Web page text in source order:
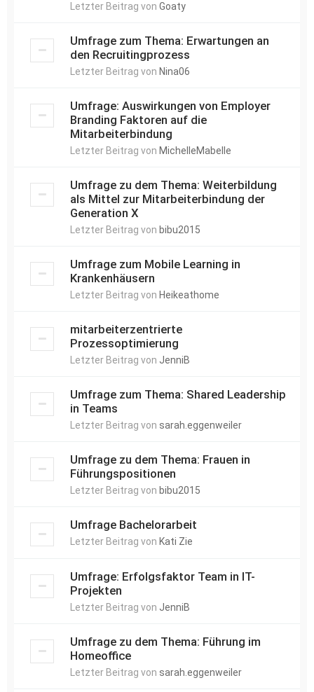
Letzter Beitrag von Goaty
Umfrage zum Thema: Erwartungen an
den Recruitingprozess
Letzter Beitrag von Nina06
Umfrage: Auswirkungen von Employer
Branding Faktoren auf die
Mitarbeiterbindung
Letzter Beitrag von MichelleMabelle
Umfrage zu dem Thema: Weiterbildung
als Mittel zur Mitarbeiterbindung der
Generation X
Letzter Beitrag von bibu2015
Umfrage zum Mobile Learning in
Krankenhäusern
Letzter Beitrag von Heikeathome
mitarbeiterzentrierte
Prozessoptimierung
Letzter Beitrag von JenniB
Umfrage zum Thema: Shared Leadership
in Teams
Letzter Beitrag von sarah.eggenweiler
Umfrage zu dem Thema: Frauen in
Führungspositionen
Letzter Beitrag von bibu2015
Umfrage Bachelorarbeit
Letzter Beitrag von Kati Zie
Umfrage: Erfolgsfaktor Team in IT-
Projekten
Letzter Beitrag von JenniB
Umfrage zu dem Thema: Führung im
Homeoffice
Letzter Beitrag von sarah.eggenweiler